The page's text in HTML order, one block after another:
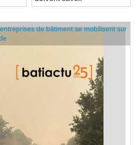
doivent savoir
de bâtiment se mobilisent sur